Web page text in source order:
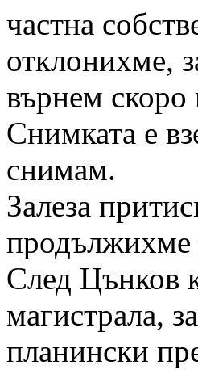
частна
отклонихме,
върнем
Снимката е
снимам.
Залеза
продължихме
След Цънков
магистрала,
планински